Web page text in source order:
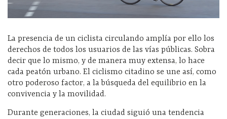
La presencia de un ciclista circulando amplía por ello los
derechos de todos los usuarios de las vías públicas. Sobra
decir que lo mismo, y de manera muy extensa, lo hace
cada peatón urbano. El ciclismo citadino se une así, como
otro poderoso factor, a la búsqueda del equilibrio en la
convivencia y la movilidad.
Durante generaciones, la ciudad siguió una tendencia